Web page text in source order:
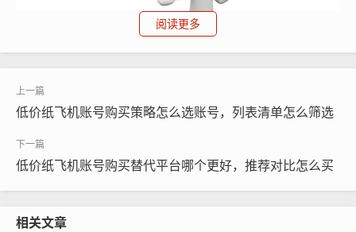
阅读更多
低价纸飞机账号购买策略怎么选账号，列表清单怎么筛选
低价纸飞机账号购买替代平台哪个更好，推荐对比怎么买
相关文章